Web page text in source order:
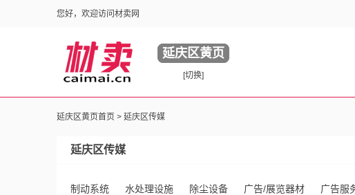
您好，欢迎访问材卖网
延庆区黄页
[切换]
延庆区黄页首页 > 延庆区传媒
延庆区传媒
制动系统 水处理设施 除尘设备 广告/展览器材 广告服